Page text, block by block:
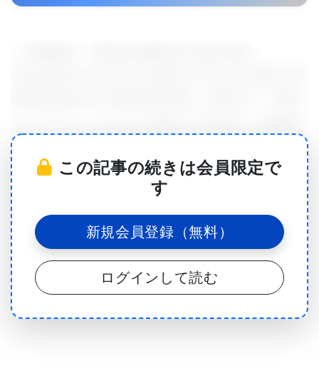
肪組織は、体を動かす熱を発生し、エネルギーを消
費するためにカロリーを燃やす｢良い脂肪組織｣とか
｢健康な脂肪組織｣と考えられており、これに対して
体内ではるかに量の多い白色脂肪は後で使うために
エネルギーを貯蔵するもので、糖尿病や心疾患など
健康のリスクを高めることがある。研究の結果か
ら、褐色脂肪組織はエネルギー燃焼量を増やすこと
ができるという重要な役割を担っており、適度の減
この記事の続きは会員限定で
す
新規会員登録（無料）
ログインして読む